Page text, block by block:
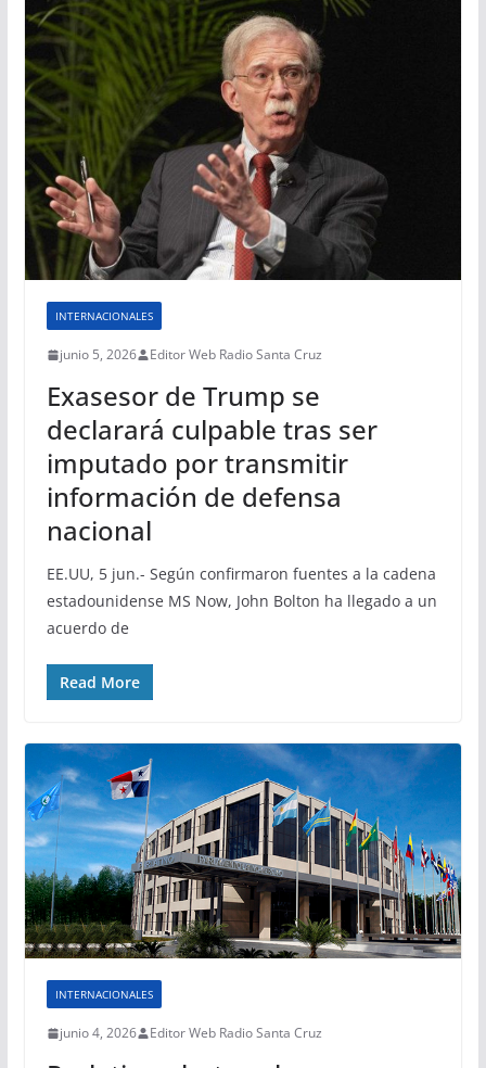
INTERNACIONALES
junio 5, 2026 Editor Web Radio Santa Cruz
Exasesor de Trump se
declarará culpable tras ser
imputado por transmitir
información de defensa
nacional
EE.UU, 5 jun.- Según confirmaron fuentes a la cadena
estadounidense MS Now, John Bolton ha llegado a un
acuerdo de
Read More
INTERNACIONALES
junio 4, 2026 Editor Web Radio Santa Cruz